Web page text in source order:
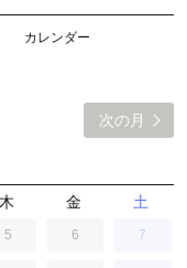
カレンダー
木 金 土
5 6 7
次の月